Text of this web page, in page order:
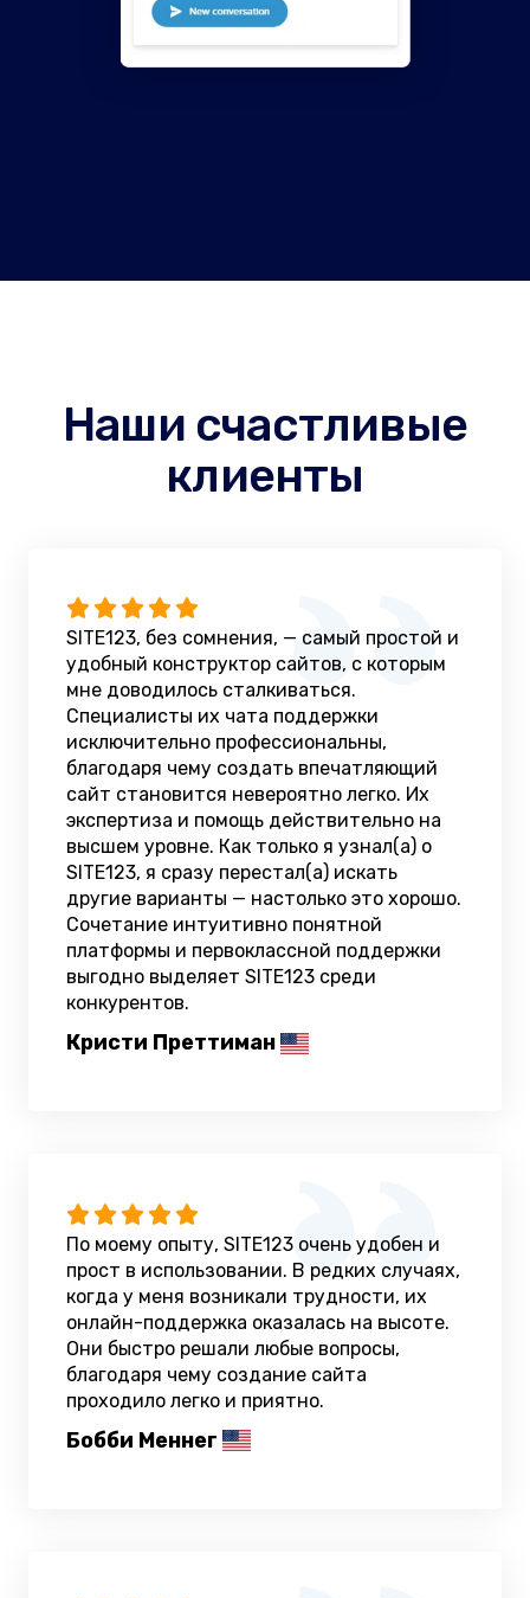
Наши счастливые
клиенты
SITE123, без сомнения, — самый простой и
удобный конструктор сайтов, с которым
мне доводилось сталкиваться.
Специалисты их чата поддержки
исключительно профессиональны,
благодаря чему создать впечатляющий
сайт становится невероятно легко. Их
экспертиза и помощь действительно на
высшем уровне. Как только я узнал(а) о
SITE123, я сразу перестал(а) искать
другие варианты — настолько это хорошо.
Сочетание интуитивно понятной
платформы и первоклассной поддержки
выгодно выделяет SITE123 среди
конкурентов.
Кристи Преттиман
По моему опыту, SITE123 очень удобен и
прост в использовании. В редких случаях,
когда у меня возникали трудности, их
онлайн-поддержка оказалась на высоте.
Они быстро решали любые вопросы,
благодаря чему создание сайта
проходило легко и приятно.
Бобби Меннег